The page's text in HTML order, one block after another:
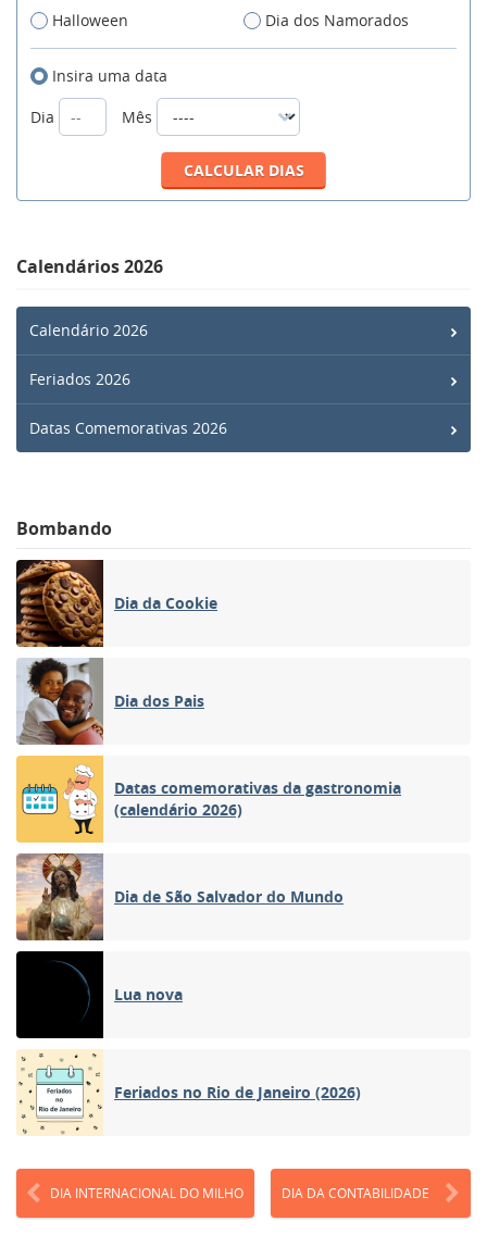
Halloween
Dia dos Namorados
Insira uma data
Dia
Mês
Calendários 2026
Calendário 2026
Feriados 2026
Datas Comemorativas 2026
Bombando
Dia da Cookie
Dia dos Pais
Datas comemorativas da gastronomia
(calendário 2026)
Dia de São Salvador do Mundo
Lua nova
Feriados no Rio de Janeiro (2026)
DIA INTERNACIONAL DO MILHO DIA DA CONTABILIDADE